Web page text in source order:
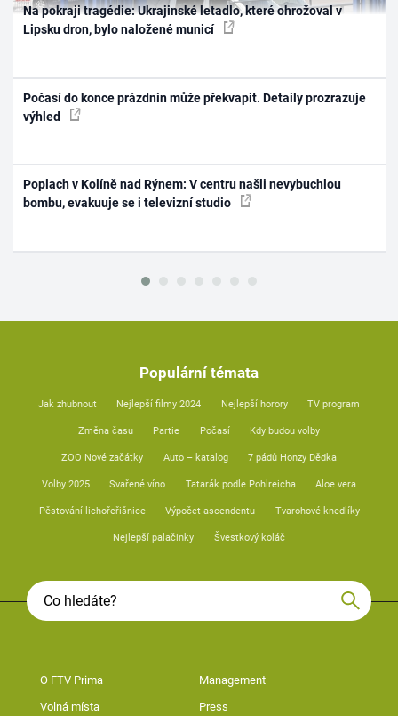
Na pokraji tragédie: Ukrajinské letadlo, které ohrožoval v
Lipsku dron, bylo naložené municí
Počasí do konce prázdnin může překvapit. Detaily prozrazuje
výhled
Poplach v Kolíně nad Rýnem: V centru našli nevybuchlou
bombu, evakuuje se i televizní studio
Populární témata
Jak zhubnout Nejlepší filmy 2024 Nejlepší horory TV program
Změna času Partie Počasí Kdy budou volby
ZOO Nové začátky Auto – katalog 7 pádů Honzy Dědka
Volby 2025 Svařené víno Tatarák podle Pohlreicha Aloe vera
Pěstování lichořeřišnice Výpočet ascendentu Tvarohové knedlíky
Nejlepší palačinky Švestkový koláč
O FTV Prima Management
Volná místa Press